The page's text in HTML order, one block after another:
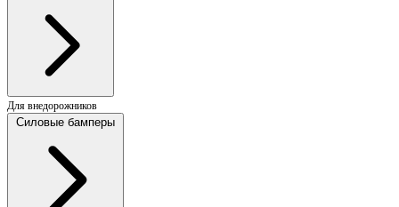
Для внедорожников
Силовые бамперы